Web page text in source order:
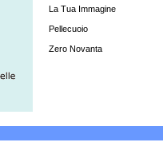
La Tua Immagine
Pellecuoio
Zero Novanta